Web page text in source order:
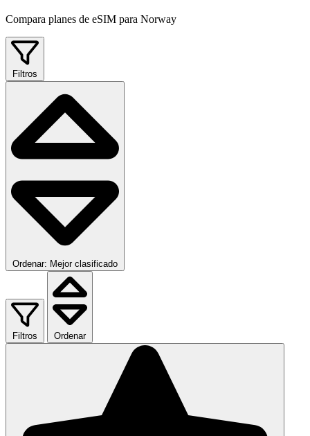
Compara planes de eSIM para Norway
Filtros
Ordenar: Mejor clasificado
Filtros Ordenar